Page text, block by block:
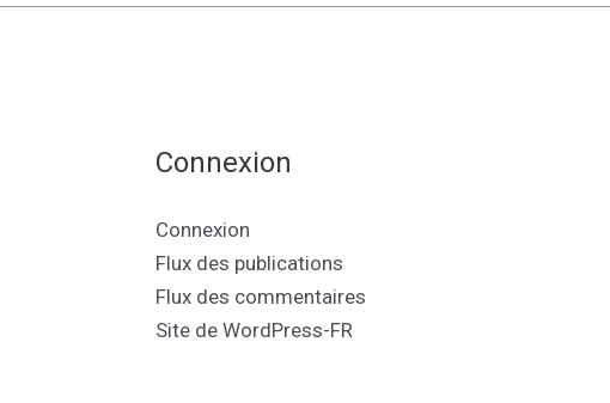
Connexion
Connexion
Flux des publications
Flux des commentaires
Site de WordPress-FR